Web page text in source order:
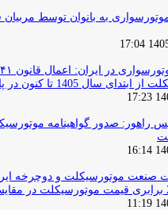
به بانوان توسط مربیان
سال 1405 تا کنون در پایتخت
راهور: صدور گواهینامه
صنعت موتورسیکلت و دوچرخه